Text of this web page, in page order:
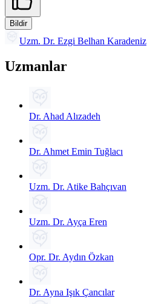
Bildir
Uzm. Dr. Ezgi Belhan Karadeniz
Uzmanlar
Dr. Ahad Alızadeh
Dr. Ahmet Emin Tuğlacı
Uzm. Dr. Atike Bahçıvan
Uzm. Dr. Ayça Eren
Opr. Dr. Aydın Özkan
Dr. Ayna Işık Çancılar